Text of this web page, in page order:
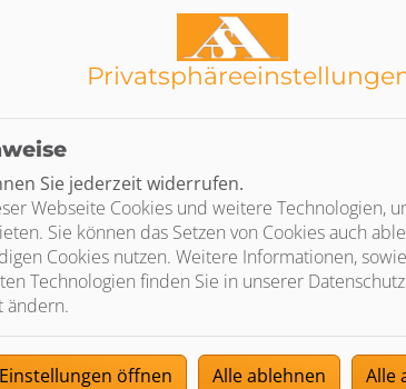
von Dachpfannen bis zur Sanierung Ihrer
Tool öffnen
Sie jederzeit widerrufen.
Webseite Cookies und weitere Technologien,
Sie können das Setzen von Cookies auch
Cookies nutzen. Weitere Informationen,
Technologien finden Sie in unserer
ändern.
Einstellungen öffnen Alle ablehnen Alle